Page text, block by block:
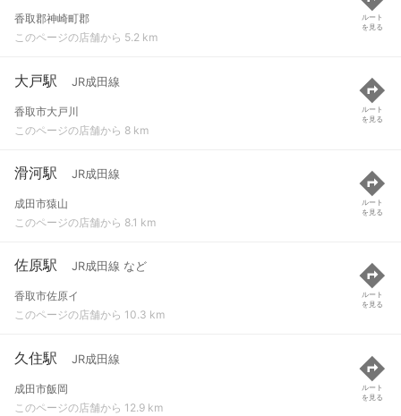
香取郡神崎町郡
このページの店舗から 5.2 km
ルート
を見る
大戸駅 JR成田線
香取市大戸川
このページの店舗から 8 km
ルート
を見る
滑河駅 JR成田線
成田市猿山
このページの店舗から 8.1 km
ルート
を見る
佐原駅 JR成田線 など
香取市佐原イ
このページの店舗から 10.3 km
ルート
を見る
久住駅 JR成田線
成田市飯岡
このページの店舗から 12.9 km
ルート
を見る